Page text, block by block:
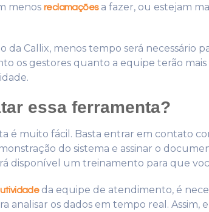
menos reclamaçõesa fazer, ou estejam
da Callix, menos tempo será necessário
os gestores quanto a equipe terão
essa ferramenta?
é muito fácil. Basta entrar em contato
do sistema e assinar o
disponível um treinamento para que
da equipe de atendimento, é
analisar os dados em tempo real.